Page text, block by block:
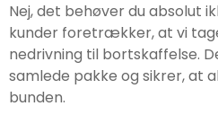
Nej, det behøver du absolut
kunder foretrækker, at vi
nedrivning til bortskaffelse.
samlede pakke og sikrer, at
bunden.